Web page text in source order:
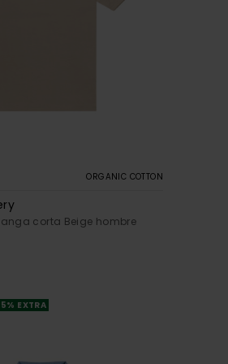
ORGANIC COTTON
corta Beige hombre
EXTRA